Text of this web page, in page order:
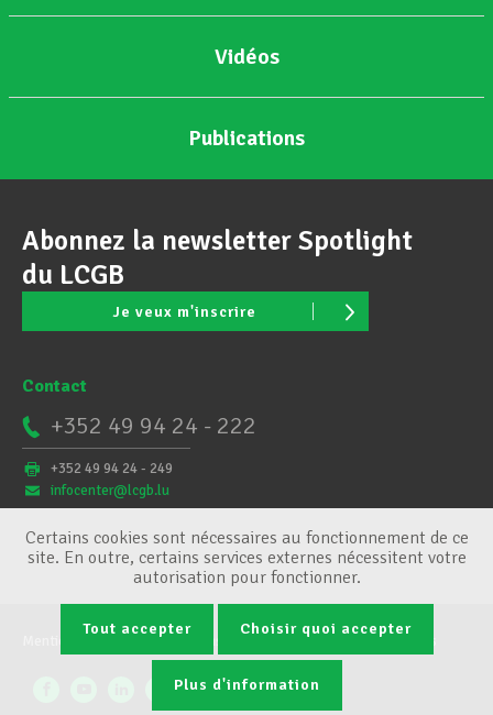
Vidéos
Publications
Abonnez la newsletter Spotlight
du LCGB
Je veux m'inscrire
Contact
+352 49 94 24 - 222
+352 49 94 24 - 249
infocenter@lcgb.lu
Conditions générales Gestion des cookies
Certains cookies sont nécessaires au fonctionnement de ce
site. En outre, certains services externes nécessitent votre
autorisation pour fonctionner.
Tout accepter Choisir quoi accepter
Plus d'information